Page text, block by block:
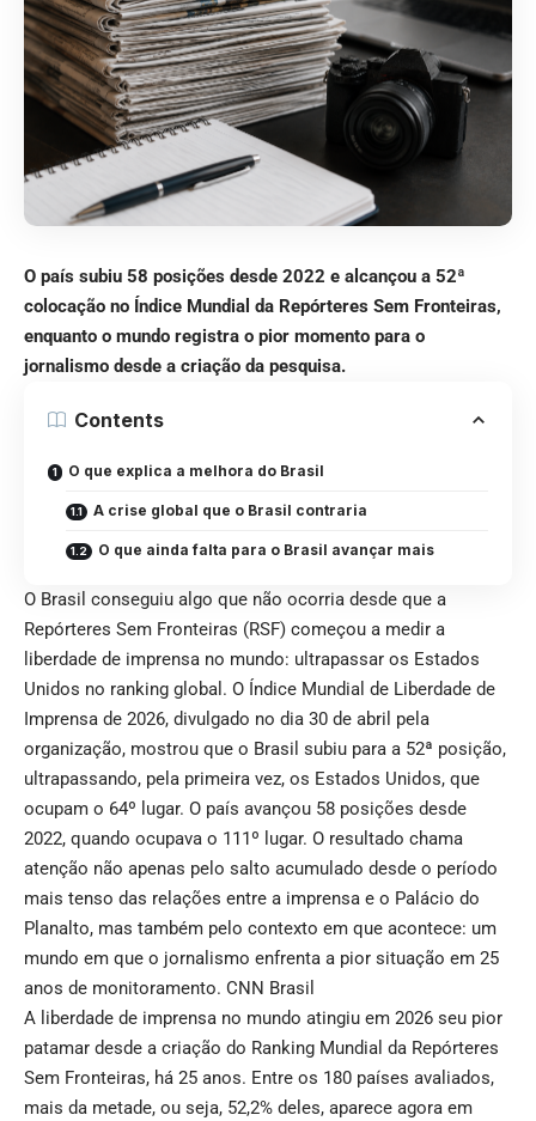
O país subiu 58 posições desde 2022 e alcançou a 52ª
colocação no Índice Mundial da Repórteres Sem Fronteiras,
enquanto o mundo registra o pior momento para o
jornalismo desde a criação da pesquisa.
Contents
O que explica a melhora do Brasil
A crise global que o Brasil contraria
O que ainda falta para o Brasil avançar mais
O Brasil conseguiu algo que não ocorria desde que a
Repórteres Sem Fronteiras (RSF) começou a medir a
liberdade de imprensa no mundo: ultrapassar os Estados
Unidos no ranking global. O Índice Mundial de Liberdade de
Imprensa de 2026, divulgado no dia 30 de abril pela
organização, mostrou que o Brasil subiu para a 52ª posição,
ultrapassando, pela primeira vez, os Estados Unidos, que
ocupam o 64º lugar. O país avançou 58 posições desde
2022, quando ocupava o 111º lugar. O resultado chama
atenção não apenas pelo salto acumulado desde o período
mais tenso das relações entre a imprensa e o Palácio do
Planalto, mas também pelo contexto em que acontece: um
mundo em que o jornalismo enfrenta a pior situação em 25
anos de monitoramento. CNN Brasil
A liberdade de imprensa no mundo atingiu em 2026 seu pior
patamar desde a criação do Ranking Mundial da Repórteres
Sem Fronteiras, há 25 anos. Entre os 180 países avaliados,
mais da metade, ou seja, 52,2% deles, aparece agora em